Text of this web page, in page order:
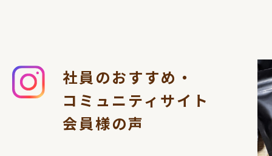
社員のおすすめ・
コミュニティサイト
会員様の声